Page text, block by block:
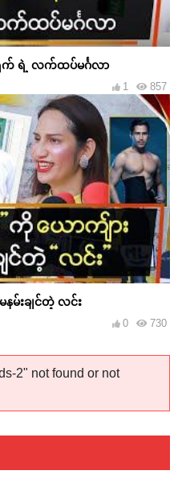
ရွက် ရဲ့ လက်ထပ်မင်္ဂလာ
857
1
နမ်းချင်တဲ့ လင်း
730
0
2" not found or not